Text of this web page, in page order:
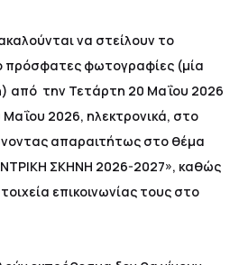
να στείλουν το
πρόσφατες φωτογραφίες (μία
από την Τετάρτη 20 Μαΐου 2026
Μαΐου 2026, ηλεκτρονικά, στο
απαραιτήτως στο θέμα
ΣΚΗΝΗ 2026-2027», καθώς
επικοινωνίας τους στο